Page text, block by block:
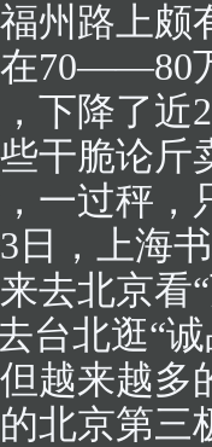
州路上颇
70——80
下降了近
干脆论斤
一过秤，
日，上海
去北京看
台北逛“诚
越来越多
北京第三